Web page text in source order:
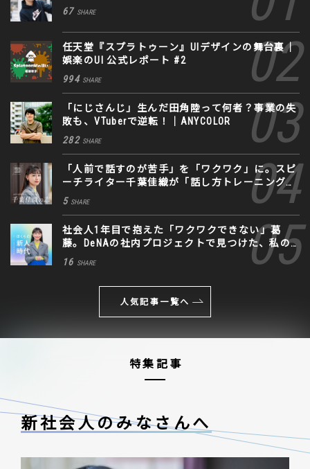
67 SHARE
任天堂『スプラトゥーン』UIデザインの舞台裏｜
娯楽のUI 公式レポート #2
994 SHARE
「にじさんじ」生んだ田角陸って何者？事業の失
敗も、VTuberで逆転！｜ANYCOLOR
282 SHARE
「人前で話すのが苦手」を「ワクワク」に。スピ
ーチライター千葉佳織が「話し方トレーニング」
に込めた思い
5 SHARE
社会人1年目で抱えた「ワクワクできない」葛
藤。DeNAの社内プロジェクトで見つけた、私の
生きる道
16 SHARE
人気記事一覧へ
特集記事
新社会人のみなさんへ